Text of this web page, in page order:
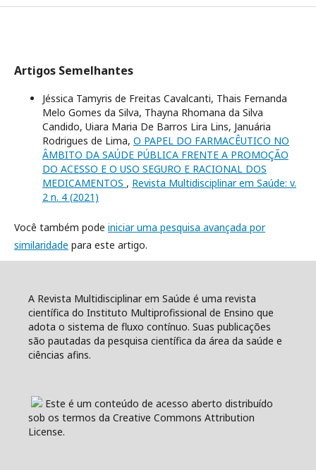
Artigos Semelhantes
Jéssica Tamyris de Freitas Cavalcanti, Thais Fernanda
Melo Gomes da Silva, Thayna Rhomana da Silva
Candido, Uiara Maria De Barros Lira Lins, Januária
Rodrigues de Lima, O PAPEL DO FARMACÊUTICO NO
ÂMBITO DA SAÚDE PÚBLICA FRENTE A PROMOÇÃO
DO ACESSO E O USO SEGURO E RACIONAL DOS
MEDICAMENTOS , Revista Multidisciplinar em Saúde: v.
2 n. 4 (2021)
Você também pode iniciar uma pesquisa avançada por
similaridade para este artigo.
A Revista Multidisciplinar em Saúde é uma revista
científica do Instituto Multiprofissional de Ensino que
adota o sistema de fluxo contínuo. Suas publicações
são pautadas da pesquisa científica da área da saúde e
ciências afins.
Este é um conteúdo de acesso aberto distribuído
sob os termos da Creative Commons Attribution
License.